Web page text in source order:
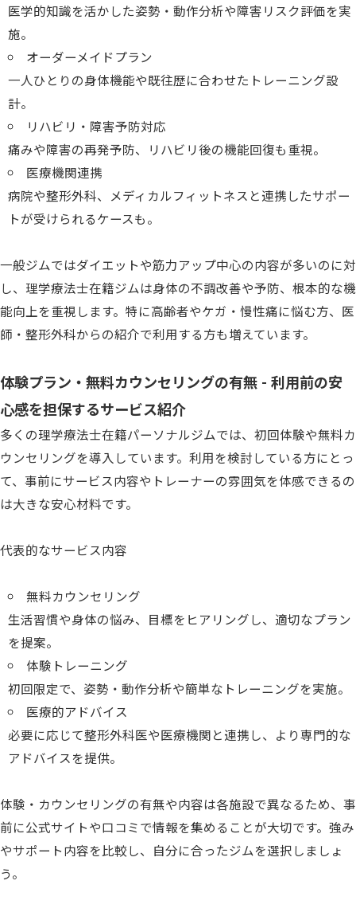
医学的知識を活かした姿勢・動作分析や障害リスク評価を実
施。
オーダーメイドプラン
一人ひとりの身体機能や既往歴に合わせたトレーニング設
計。
リハビリ・障害予防対応
痛みや障害の再発予防、リハビリ後の機能回復も重視。
医療機関連携
病院や整形外科、メディカルフィットネスと連携したサポー
トが受けられるケースも。
一般ジムではダイエットや筋力アップ中心の内容が多いのに対
し、理学療法士在籍ジムは身体の不調改善や予防、根本的な機
能向上を重視します。特に高齢者やケガ・慢性痛に悩む方、医
師・整形外科からの紹介で利用する方も増えています。
体験プラン・無料カウンセリングの有無 - 利用前の安
心感を担保するサービス紹介
多くの理学療法士在籍パーソナルジムでは、初回体験や無料カ
ウンセリングを導入しています。利用を検討している方にとっ
て、事前にサービス内容やトレーナーの雰囲気を体感できるの
は大きな安心材料です。
代表的なサービス内容
無料カウンセリング
生活習慣や身体の悩み、目標をヒアリングし、適切なプラン
を提案。
体験トレーニング
初回限定で、姿勢・動作分析や簡単なトレーニングを実施。
医療的アドバイス
必要に応じて整形外科医や医療機関と連携し、より専門的な
アドバイスを提供。
体験・カウンセリングの有無や内容は各施設で異なるため、事
前に公式サイトや口コミで情報を集めることが大切です。強み
やサポート内容を比較し、自分に合ったジムを選択しましょ
う。